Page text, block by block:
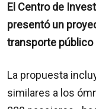
El Centro de
presentó un
transporte
La propuesta
similares a los